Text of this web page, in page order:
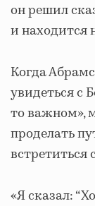
он решил
и находится
Когда
увидеться с
то важном»,
проделать
встретиться
«Я сказал: